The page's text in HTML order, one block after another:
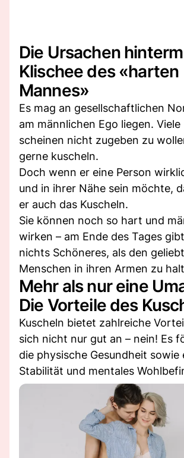
Die Ursachen hinterm
Klischee des «harten
Mannes»
Es mag an gesellschaftlichen
am männlichen Ego liegen. Viele
scheinen nicht zugeben zu
gerne kuscheln.
Doch wenn er eine Person
und in ihrer Nähe sein möchte,
er auch das Kuscheln.
Sie können noch so hart und
wirken – am Ende des Tages
nichts Schöneres, als den
Menschen in ihren Armen zu
Mehr als nur eine
Die Vorteile des
Kuscheln bietet zahlreiche
sich nicht nur gut an – nein! Es
die physische Gesundheit sowie
Stabilität und mentales